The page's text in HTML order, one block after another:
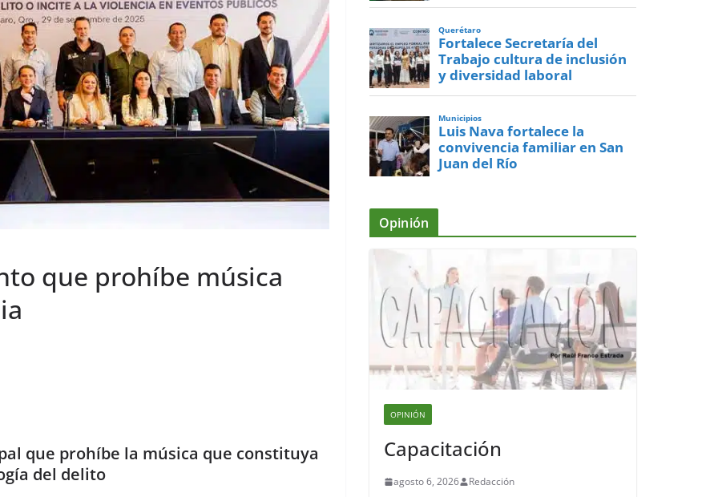
que prohíbe música
que prohíbe la música que constituya
del delito
Querétaro
Fortalece Secretaría del
Trabajo cultura de inclusión
y diversidad laboral
Municipios
Luis Nava fortalece la
convivencia familiar en San
Juan del Río
Opinión
OPINIÓN
Capacitación
agosto 6, 2026 Redacción